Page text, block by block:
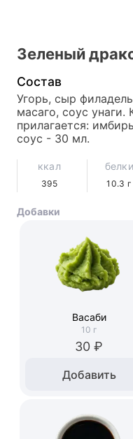
Зеленый
Состав
Угорь, сыр
масаго, соус
прилагается:
соус - 30 мл.
ккал
395
белки
10.3 г
Добавки
Васаби
10 г
30 ₽
Добавить